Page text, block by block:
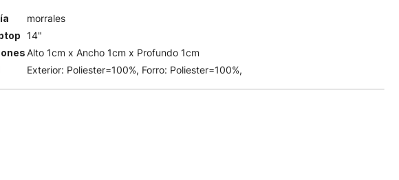
morrales
14"
Alto 1cm x Ancho 1cm x Profundo 1cm
Exterior: Poliester=100%, Forro: Poliester=100%,